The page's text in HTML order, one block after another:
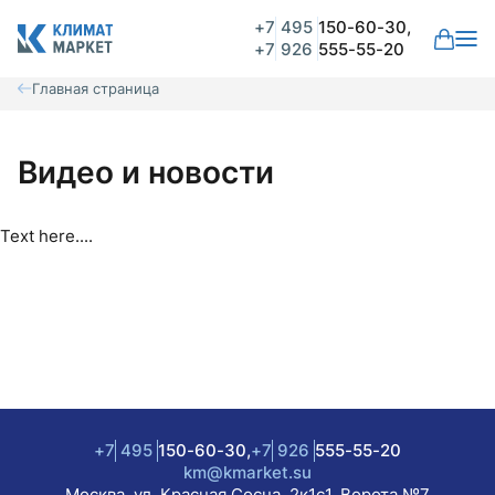
+7 495 150-60-30,
+7 926 555-55-20
Главная страница
Видео и новости
Text here....
+7 495 150-60-30,+7 926 555-55-20
km@kmarket.su